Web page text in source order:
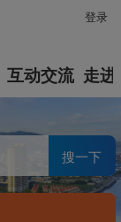
登录
互动交流 走进
搜一下